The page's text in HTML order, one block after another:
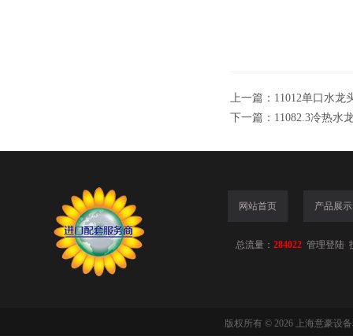
上一篇： 11012单口水龙
下一篇： 11082.3冷热水
网站首页 产品展示
总流量： 284022 管理登陆
版权所有 © 2026 上海意豪设